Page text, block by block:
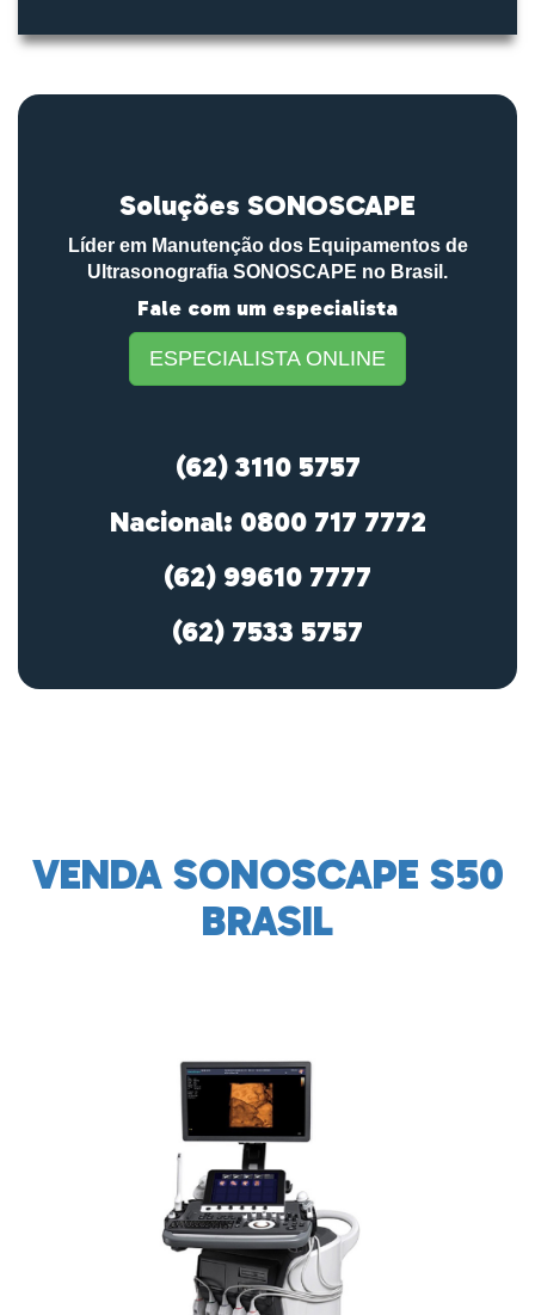
Soluções SONOSCAPE
Líder em Manutenção dos Equipamentos de
Ultrasonografia SONOSCAPE no Brasil.
Fale com um especialista
ESPECIALISTA ONLINE
(62) 3110 5757
Nacional: 0800 717 7772
(62) 99610 7777
(62) 7533 5757
VENDA SONOSCAPE S50
BRASIL